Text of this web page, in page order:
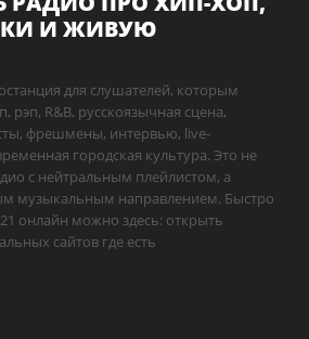
И ЖИВУЮ
для слушателей, которым
рэп, R&B, русскоязычная сцена,
фрешмены, интервью, live-
городская культура. Это не
с нейтральным плейлистом, а
музыкальным направлением. Быстро
онлайн можно здесь: открыть
сайтов где есть